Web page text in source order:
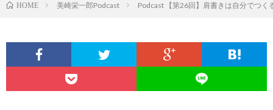
HOME 美崎栄一郎Podcast Podcast 【第26回】肩書きは自分でつく